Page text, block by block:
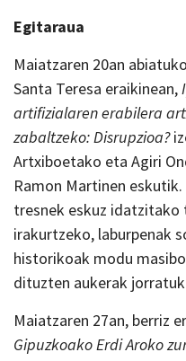
Egitaraua
Maiatzaren 20an
Santa Teresa eraikinean,
artifizialaren erabilera
zabaltzeko: Disrupzioa?
Artxiboetako eta Agiri
Ramon Martinen
tresnek eskuz
irakurtzeko, laburpenak
historikoak modu
dituzten aukerak
Maiatzaren 27an, berriz
Gipuzkoako Erdi Aroko